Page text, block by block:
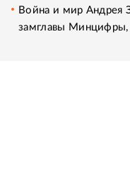
Война и мир Андрея
замглавы